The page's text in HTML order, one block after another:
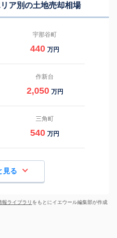
ア別の土地売却相場
宇那谷町
440 万円
作新台
2,050 万円
三角町
540 万円
見る
報ライブラリ をもとにイエウール編集部が作成